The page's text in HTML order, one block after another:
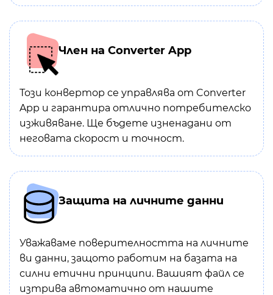
Член на Converter App
Този конвертор се управлява от Converter
App и гарантира отлично потребителско
изживяване. Ще бъдете изненадани от
неговата скорост и точност.
Защита на личните данни
Уважаваме поверителността на личните
ви данни, защото работим на базата на
силни етични принципи. Вашият файл се
изтрива автоматично от нашите